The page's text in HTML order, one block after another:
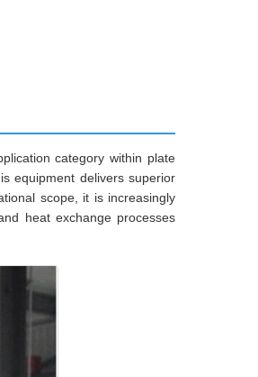
category within plate
equipment delivers superior
scope, it is increasingly
heat exchange processes